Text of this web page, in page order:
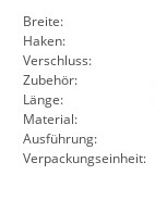
Breite:
Haken:
Verschluss:
Zubehör:
Länge:
Material:
Ausführung:
Verpackungseinheit: